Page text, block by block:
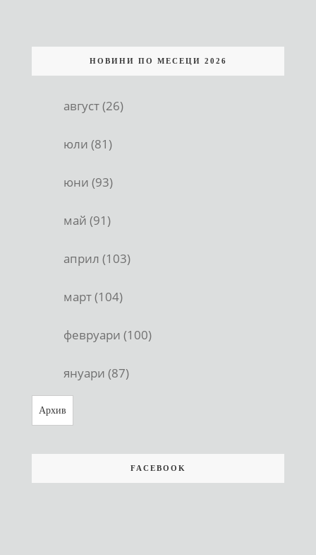
НОВИНИ ПО МЕСЕЦИ 2026
август (26)
юли (81)
юни (93)
май (91)
април (103)
март (104)
февруари (100)
януари (87)
Архив
FACEBOOK